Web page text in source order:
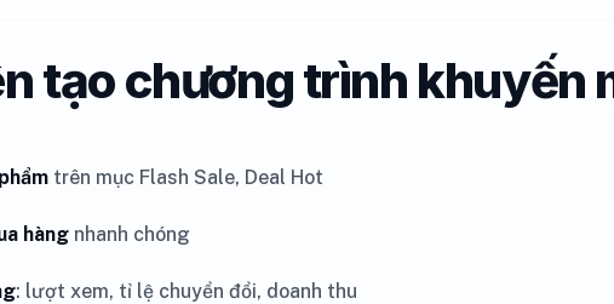
tạo chương trình khuyến
trên mục Flash Sale, Deal Hot
hàng nhanh chóng
: lượt xem, tỉ lệ chuyển đổi, doanh thu